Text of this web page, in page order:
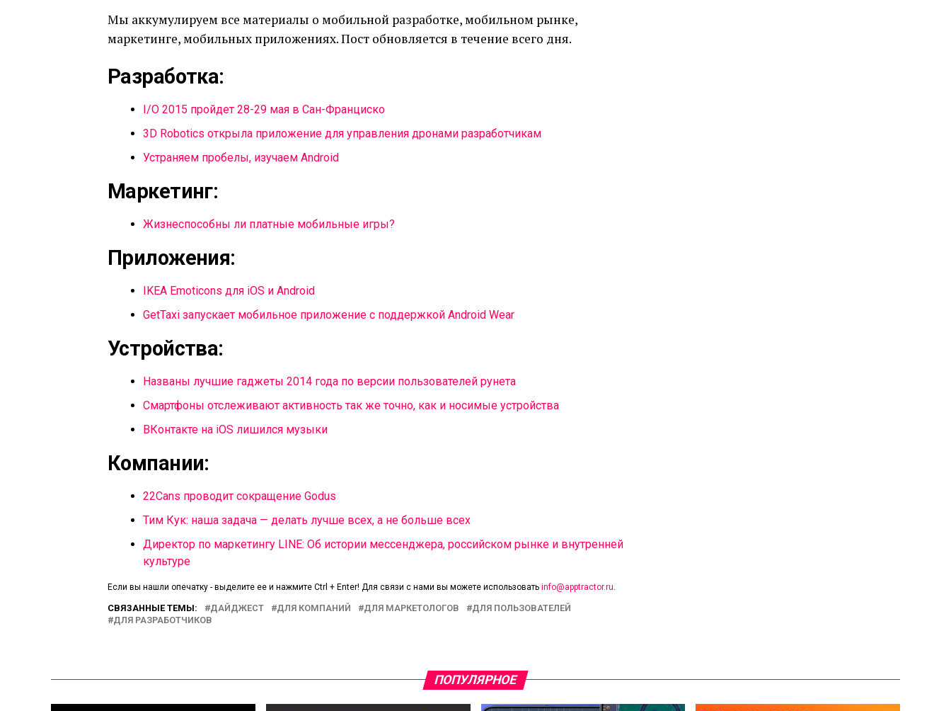
Мы аккумулируем все материалы о мобильной разработке, мобильном рынке,
маркетинге, мобильных приложениях. Пост обновляется в течение всего дня.
Разработка:
I/O 2015 пройдет 28-29 мая в Сан-Франциско
3D Robotics открыла приложение для управления дронами разработчикам
Устраняем пробелы, изучаем Android
Маркетинг:
Жизнеспособны ли платные мобильные игры?
Приложения:
IKEA Emoticons для iOS и Android
GetTaxi запускает мобильное приложение с поддержкой Android Wear
Устройства:
Названы лучшие гаджеты 2014 года по версии пользователей рунета
Смартфоны отслеживают активность так же точно, как и носимые устройства
ВКонтакте на iOS лишился музыки
Компании:
22Cans проводит сокращение Godus
Тим Кук: наша задача — делать лучше всех, а не больше всех
Директор по маркетингу LINE: Об истории мессенджера, российском рынке и внутренней
культуре
Если вы нашли опечатку - выделите ее и нажмите Ctrl + Enter! Для связи с нами вы можете использовать info@apptractor.ru.
СВЯЗАННЫЕ ТЕМЫ: ДАЙДЖЕСТ ДЛЯ КОМПАНИЙ ДЛЯ МАРКЕТОЛОГОВ
ДЛЯ ПОЛЬЗОВАТЕЛЕЙ
ДЛЯ РАЗРАБОТЧИКОВ
ПОПУЛЯРНОЕ